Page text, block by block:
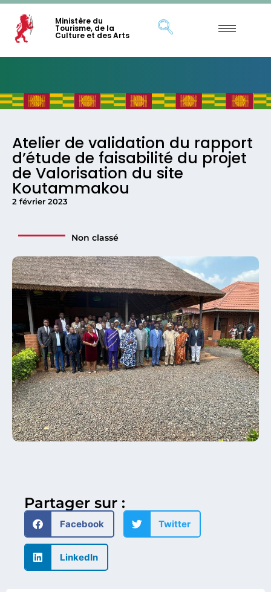
Ministère du
Tourisme, de la
Culture et des Arts
Atelier de validation du rapport
d’étude de faisabilité du projet
de Valorisation du site
Koutammakou
2 février 2023
Non classé
Partager sur :
Facebook Twitter
LinkedIn